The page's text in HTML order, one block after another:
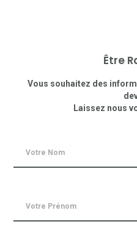
Être
Vous souhaitez des
Laissez nous